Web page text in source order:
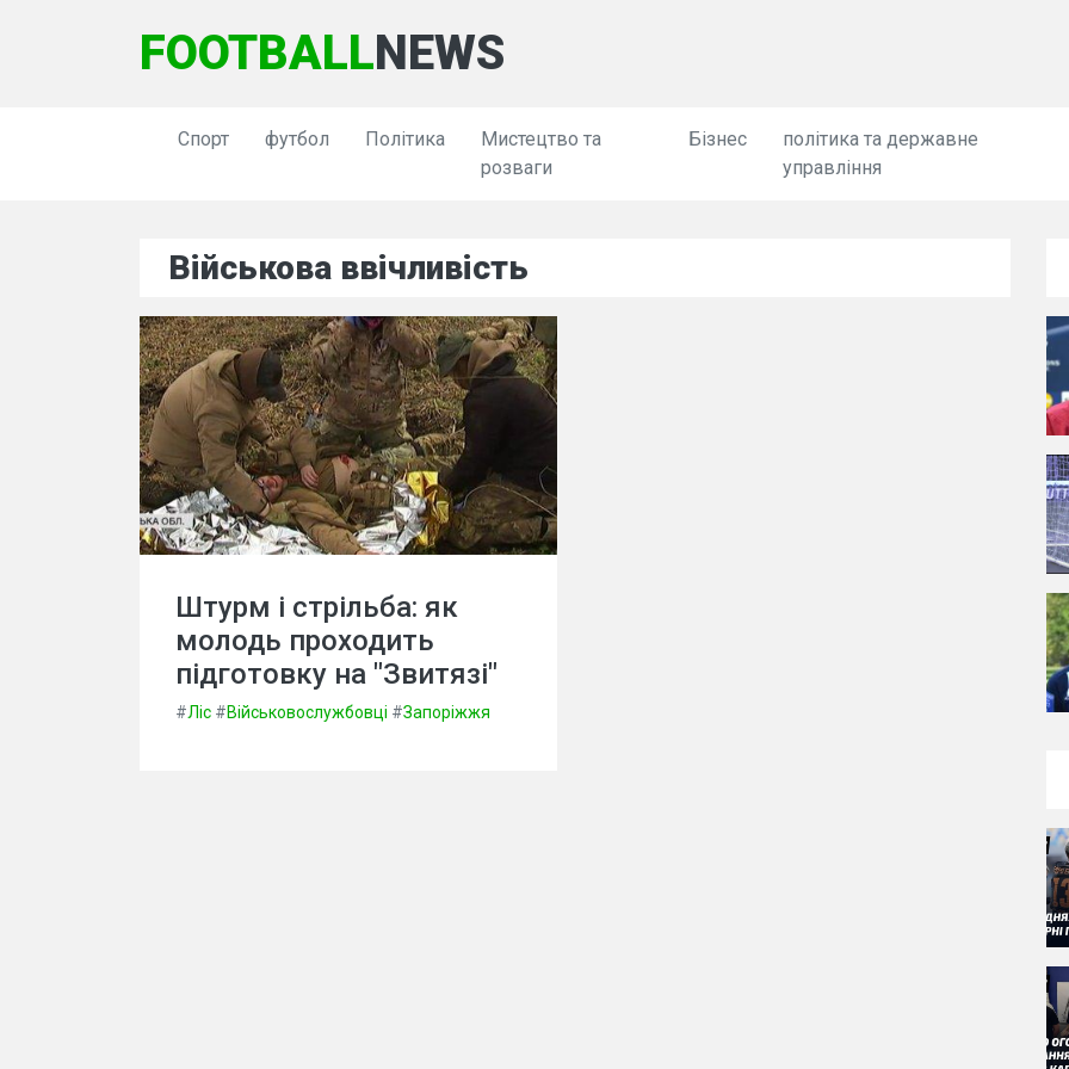
FOOTBALLNEWS
Спорт футбол Політика
Мистецтво та
розваги
Бізнес
політика та державне
управління
Військова ввічливість
Штурм і стрільба: як
молодь проходить
підготовку на "Звитязі"
#Ліс #Військовослужбовці #Запоріжжя